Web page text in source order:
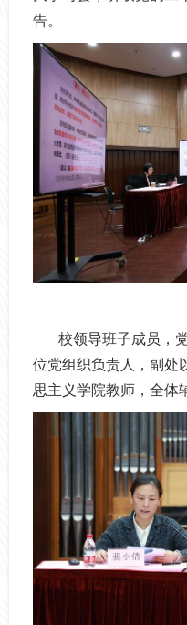
告。
校领导班子成员，党
位党组织负责人，副处
思主义学院教师，全体